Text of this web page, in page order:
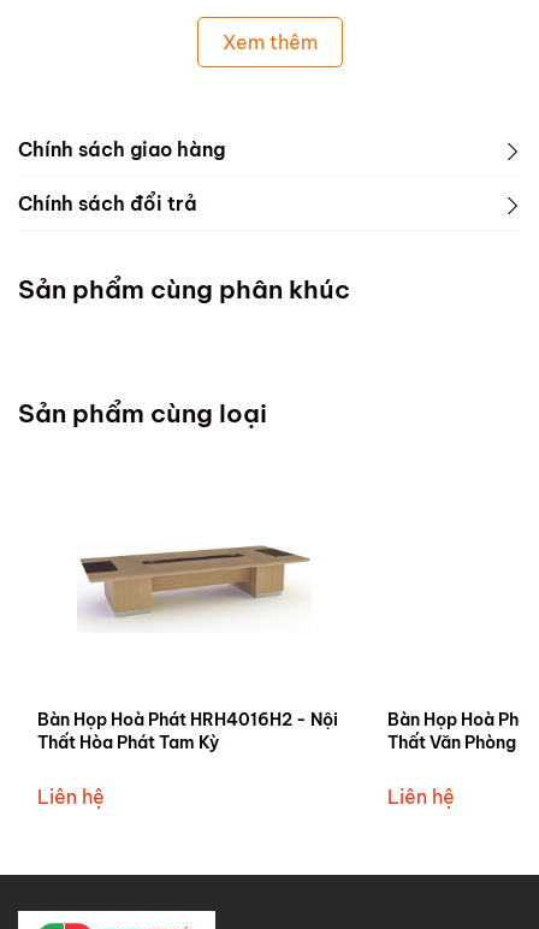
Xem thêm
Chính sách giao hàng
Chính sách đổi trả
Sản phẩm cùng phân khúc
Sản phẩm cùng loại
Bàn Họp Hoà Phát HRH4016H2 - Nội
Thất Hòa Phát Tam Kỳ
Liên hệ
Bàn Họp Hoà
Thất Văn Phòng
Liên hệ